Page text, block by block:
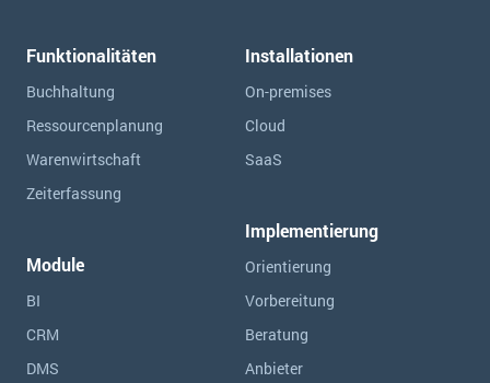
Funktionalitäten
Buchhaltung
Ressourcen­planung
Warenwirtschaft
Zeiterfassung
Module
BI
CRM
DMS
Installationen
On-premises
Cloud
SaaS
Implementierung
Orientierung
Vorbereitung
Beratung
Anbieter